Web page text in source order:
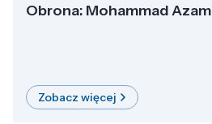
Obrona: Mohammad Azam
Zobacz więcej